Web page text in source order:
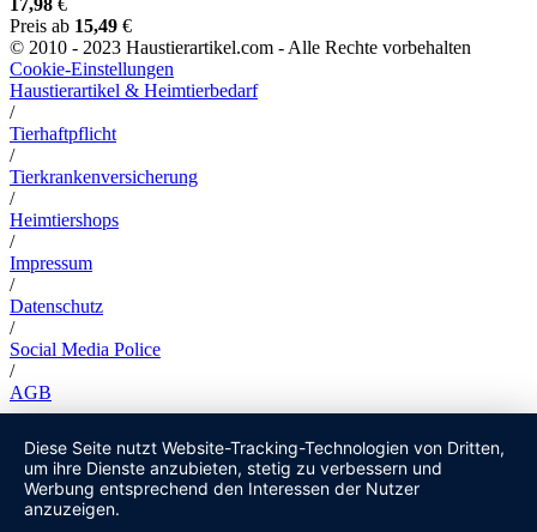
Preis ab 15,49 €
© 2010 - 2023 Haustierartikel.com - Alle Rechte vorbehalten
Cookie-Einstellungen
Haustierartikel & Heimtierbedarf
/
Tierhaftpflicht
/
Tierkrankenversicherung
/
Heimtiershops
/
Impressum
/
Datenschutz
/
Social Media Police
/
AGB
Diese Seite nutzt Website-Tracking-Technologien von Dritten,
um ihre Dienste anzubieten, stetig zu verbessern und
Werbung entsprechend den Interessen der Nutzer
anzuzeigen.